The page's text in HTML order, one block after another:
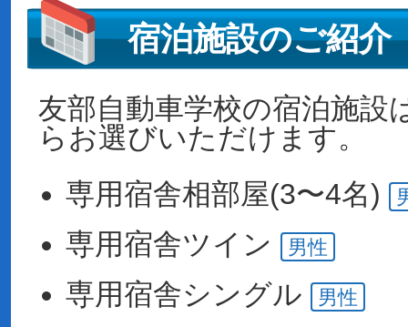
宿泊施設のご紹介
友部自動車学校の宿泊施設
らお選びいただけます。
専用宿舎相部屋(3〜4名)
専用宿舎ツイン 男性
専用宿舎シングル 男性